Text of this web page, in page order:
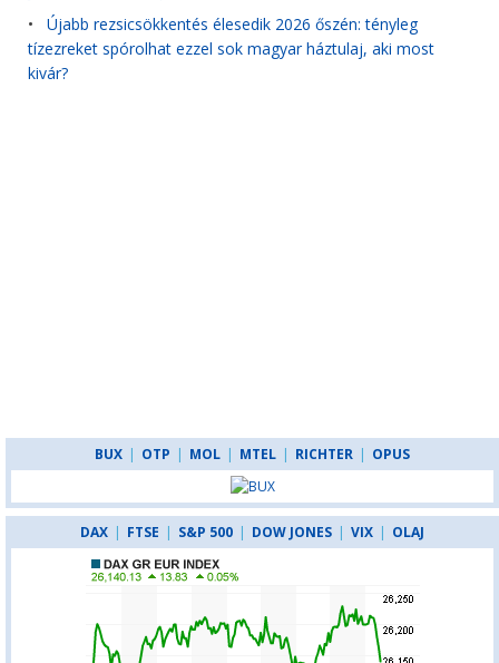
• Újabb rezsicsökkentés élesedik 2026 őszén: tényleg
tízezreket spórolhat ezzel sok magyar háztulaj, aki most
kivár?
BUX | OTP | MOL | MTEL | RICHTER | OPUS
DAX | FTSE | S&P 500 | DOW JONES | VIX | OLAJ